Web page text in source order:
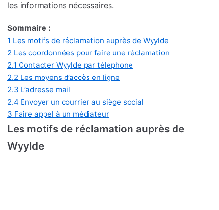
les informations nécessaires.
Sommaire :
1 Les motifs de réclamation auprès de Wyylde
2 Les coordonnées pour faire une réclamation
2.1 Contacter Wyylde par téléphone
2.2 Les moyens d’accès en ligne
2.3 L’adresse mail
2.4 Envoyer un courrier au siège social
3 Faire appel à un médiateur
Les motifs de réclamation auprès de
Wyylde